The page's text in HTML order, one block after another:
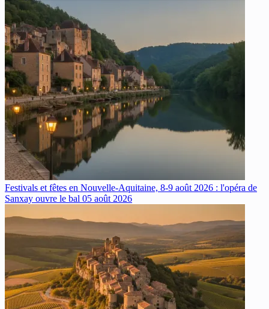
Festivals et fêtes en Nouvelle-Aquitaine, 8-9 août 2026 : l'opéra de
Sanxay ouvre le bal 05 août 2026